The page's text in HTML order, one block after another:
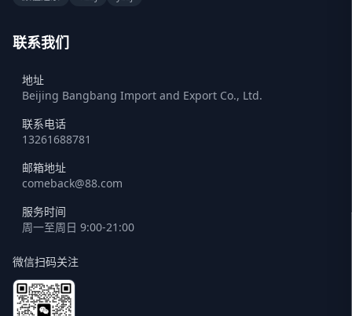
联系我们
地址
Beijing Bangbang Import and Export Co., Ltd.
联系电话
13261688781
邮箱地址
comeback@88.com
服务时间
周一至周日 9:00-21:00
微信扫码关注